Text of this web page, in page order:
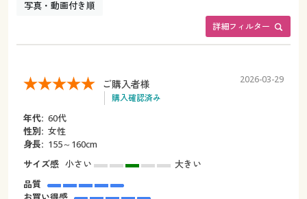
詳細フィルター
写真・動画付き順
ご購入者様
購入確認済み
2026-03-29
年代: 60代
性別: 女性
身長: 155～160cm
サイズ感 小さい
大きい
品質